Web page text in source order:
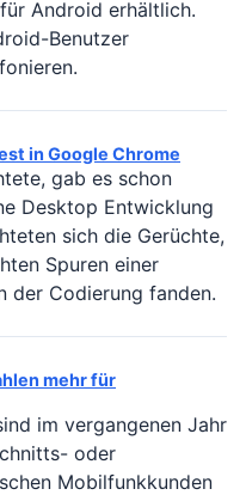
Android erhältlich.
Benutzer
in Google Chrome
gab es schon
Desktop Entwicklung
sich die Gerüchte,
Spuren einer
der Codierung fanden.
mehr für
im vergangenen Jahr
oder
Mobilfunkkunden